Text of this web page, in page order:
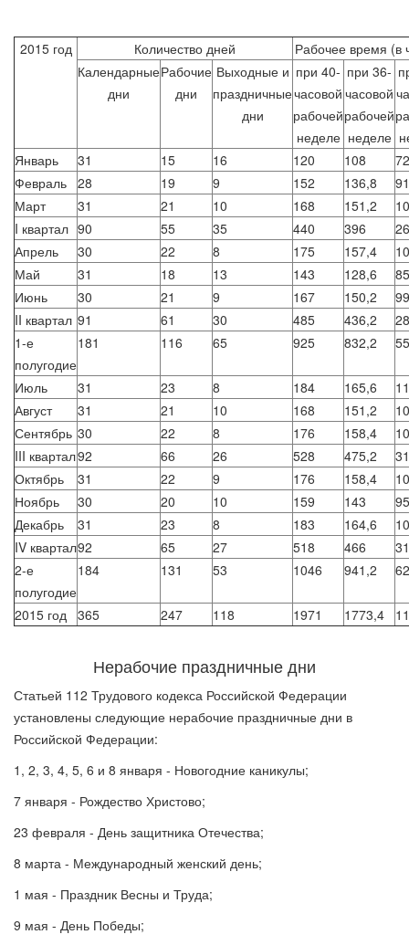
2015 год Количество дней
Рабочее время (в
Календарные
дни
Рабочие
дни
Выходные и
праздничные
дни
при 40-
часовой
рабочей
неделе
при 36-
часовой
рабочей
неделе
Январь
31 15 16 120 108
72
Февраль 28 19 9 152 136,8
Март
31 21 10 168 151,2
I квартал 90 55 35 440 396
Апрель
30 22 8 175 157,4
Май
31 18 13 143 128,6
Июнь
30 21 9 167 150,2
II квартал 91 61 30 485 436,2
1-е
полугодие
181 116 65 925 832,2
Июль 31 23 8 184 165,6
Август
31 21 10 168 151,2
Сентябрь 30 22 8 176 158,4
III квартал92 66 26 528 475,2
Октябрь
31 22 9 176 158,4
Ноябрь
30 20 10 159 143
95
Декабрь
31 23 8 183 164,6
IV квартал92 65 27 518 466
2-е
полугодие
184 131 53 1046 941,2
2015 год 365 247 118 1971 1773,4
Нерабочие праздничные дни
Статьей 112 Трудового кодекса Российской Федерации
установлены следующие нерабочие праздничные дни в
Российской Федерации:
1, 2, 3, 4, 5, 6 и 8 января - Новогодние каникулы;
7 января - Рождество Христово;
23 февраля - День защитника Отечества;
8 марта - Международный женский день;
1 мая - Праздник Весны и Труда;
9 мая - День Победы;